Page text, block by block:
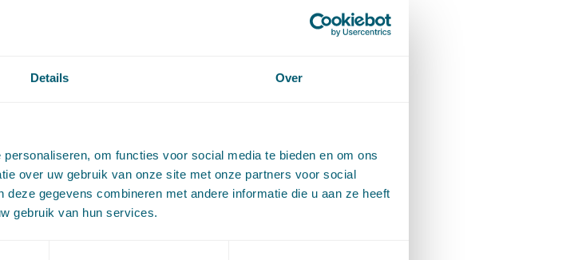
Details Over
om functies voor social media te bieden en om ons
over uw gebruik van onze site met onze partners voor social
gegevens combineren met andere informatie die u aan ze heeft
gebruik van hun services.
te klagen over de
(hier: de niet-
belang ambtshalve te
de wederpartij het
met een beroep
op zichzelf voldoende
,statutaire zetel
(27)
Personen- en familierecht
(28)
Strafrecht(12)
Verbintenissenrecht(323)
Vermogensrecht algemeen